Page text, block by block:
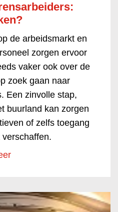
de arbeidsmarkt en
zorgen ervoor
vaker ook over de
zoek gaan naar
Een zinvolle stap,
buurland kan zorgen
of zelfs toegang